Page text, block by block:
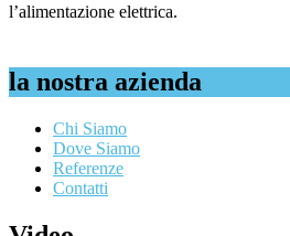
l’alimentazione elettrica.
la nostra azienda
Chi Siamo
Dove Siamo
Referenze
Contatti